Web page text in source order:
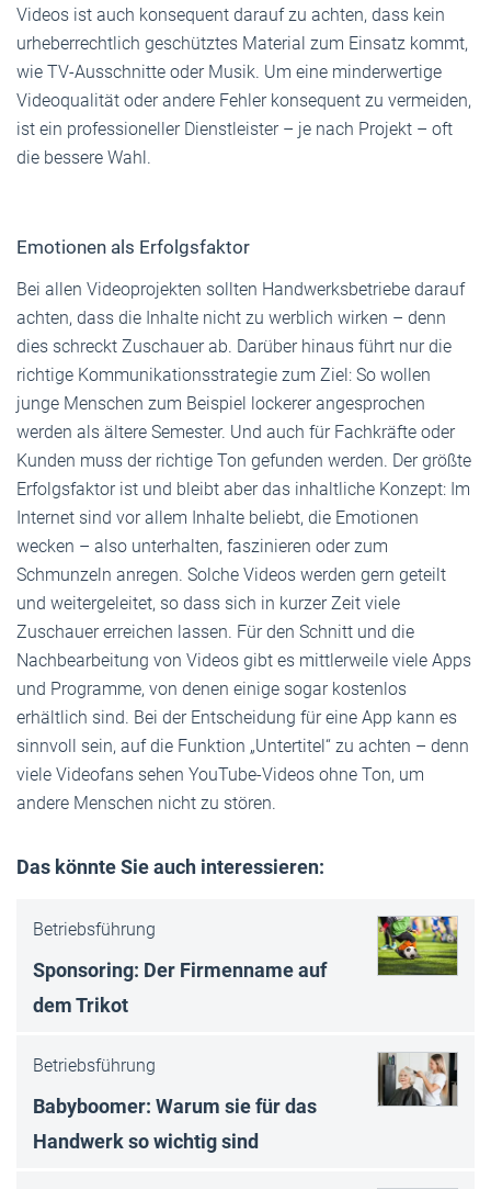
Videos ist auch konsequent darauf zu achten, dass kein
urheberrechtlich geschütztes Material zum Einsatz kommt,
wie TV-Ausschnitte oder Musik. Um eine minderwertige
Videoqualität oder andere Fehler konsequent zu vermeiden,
ist ein professioneller Dienstleister – je nach Projekt – oft
die bessere Wahl.
Emotionen als Erfolgsfaktor
Bei allen Videoprojekten sollten Handwerksbetriebe darauf
achten, dass die Inhalte nicht zu werblich wirken – denn
dies schreckt Zuschauer ab. Darüber hinaus führt nur die
richtige Kommunikationsstrategie zum Ziel: So wollen
junge Menschen zum Beispiel lockerer angesprochen
werden als ältere Semester. Und auch für Fachkräfte oder
Kunden muss der richtige Ton gefunden werden. Der größte
Erfolgsfaktor ist und bleibt aber das inhaltliche Konzept: Im
Internet sind vor allem Inhalte beliebt, die Emotionen
wecken – also unterhalten, faszinieren oder zum
Schmunzeln anregen. Solche Videos werden gern geteilt
und weitergeleitet, so dass sich in kurzer Zeit viele
Zuschauer erreichen lassen. Für den Schnitt und die
Nachbearbeitung von Videos gibt es mittlerweile viele Apps
und Programme, von denen einige sogar kostenlos
erhältlich sind. Bei der Entscheidung für eine App kann es
sinnvoll sein, auf die Funktion „Untertitel“ zu achten – denn
viele Videofans sehen YouTube-Videos ohne Ton, um
andere Menschen nicht zu stören.
Das könnte Sie auch interessieren:
Betriebsführung
Sponsoring: Der Firmenname auf
dem Trikot
Betriebsführung
Babyboomer: Warum sie für das
Handwerk so wichtig sind